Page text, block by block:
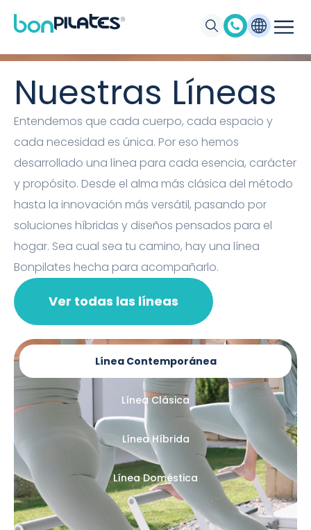
Máquinas de Pilates, Pilates suelo y
accesorios Bonpilates
Nuestras Líneas
Entendemos que cada cuerpo, cada espacio y
cada necesidad es única. Por eso hemos
desarrollado una línea para cada esencia, carácter
y propósito. Desde el alma más clásica del método
hasta la innovación más versátil, pasando por
soluciones híbridas y diseños pensados para el
hogar. Sea cual sea tu camino, hay una línea
Bonpilates hecha para acompañarlo.
Ver todas las líneas
Línea Contemporánea
Línea Clásica
Línea Híbrida
Línea Doméstica